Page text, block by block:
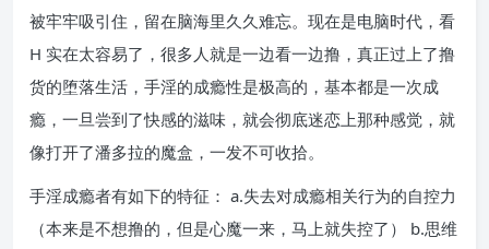
被牢牢吸引住，留在脑海里久久难忘。现在是电脑时代，看
H 实在太容易了，很多人就是一边看一边撸，真正过上了撸
货的堕落生活，手淫的成瘾性是极高的，基本都是一次成
瘾，一旦尝到了快感的滋味，就会彻底迷恋上那种感觉，就
像打开了潘多拉的魔盒，一发不可收拾。
手淫成瘾者有如下的特征： a.失去对成瘾相关行为的自控力
（本来是不想撸的，但是心魔一来，马上就失控了） b.思维